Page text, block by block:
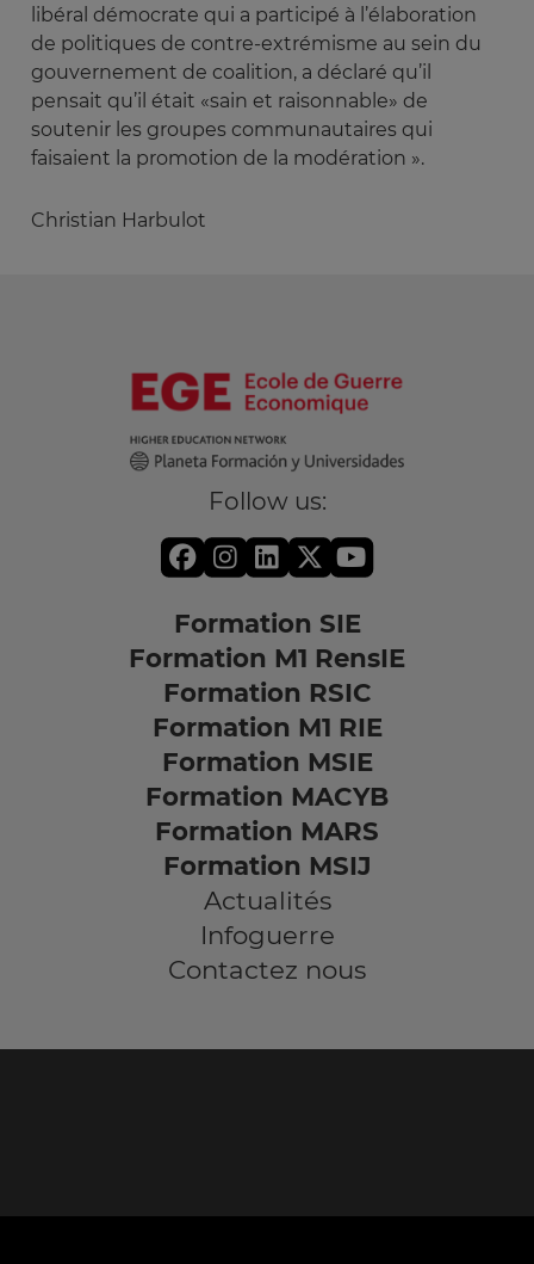
libéral démocrate qui a participé à l’élaboration
de politiques de contre-extrémisme au sein du
gouvernement de coalition, a déclaré qu’il
pensait qu’il était «sain et raisonnable» de
soutenir les groupes communautaires qui
faisaient la promotion de la modération ».
Christian Harbulot
Follow us:
Formation SIE
Formation M1 RensIE
Formation RSIC
Formation M1 RIE
Formation MSIE
Formation MACYB
Formation MARS
Formation MSIJ
Actualités
Infoguerre
Contactez nous